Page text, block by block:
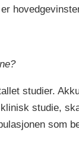
studier.
studie,
som